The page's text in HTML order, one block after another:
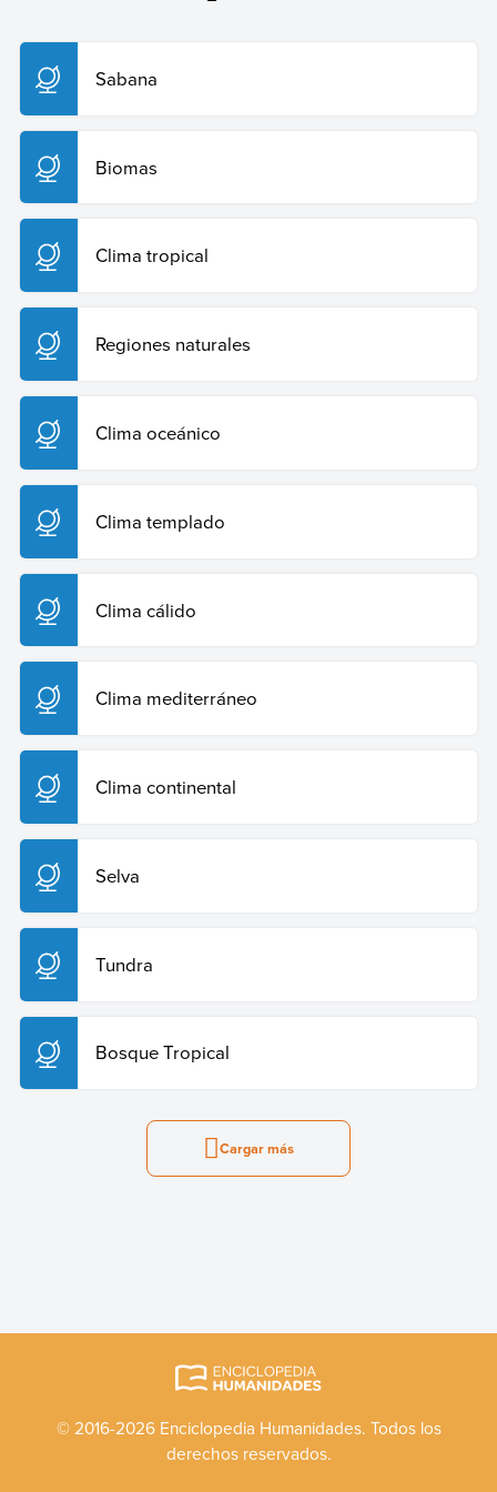
de 2026 de
Copiar cita
Sabana
Biomas
Clima tropical
Regiones naturales
Clima oceánico
Clima templado
Clima cálido
Clima mediterráneo
Clima continental
Selva
Tundra
Bosque Tropical
Cargar más
© 2016-2026 Enciclopedia Humanidades. Todos los
derechos reservados.